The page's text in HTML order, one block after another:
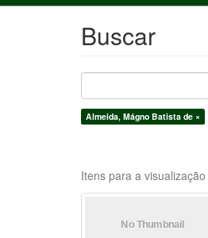
Buscar
Almeida, Mágno Batista de ×
Itens para a